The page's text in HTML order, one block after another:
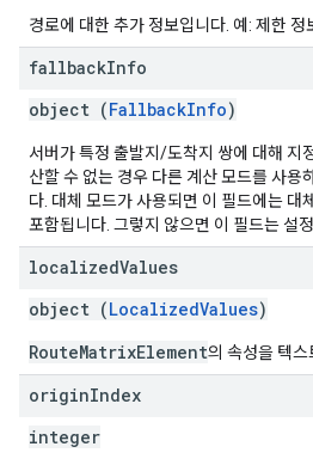
경로에 대한 추가 정보입니다. 예: 제한 정
fallbackInfo
object (FallbackInfo)
서버가 특정 출발지/도착지 쌍에 대해 지
산할 수 없는 경우 다른 계산 모드를 사용
다. 대체 모드가 사용되면 이 필드에는 대
포함됩니다. 그렇지 않으면 이 필드는 설
localizedValues
object (LocalizedValues)
RouteMatrixElement의 속성을 텍스
originIndex
integer